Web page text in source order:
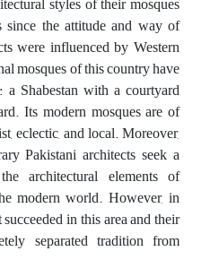
since the attitude and way of
were influenced by Western
mosques of this country have
Shabestan with a courtyard
Its modern mosques are of
eclectic, and local. Moreover,
Pakistani architects seek a
architectural elements of
modern world. However, in
in this area and their
separated tradition from